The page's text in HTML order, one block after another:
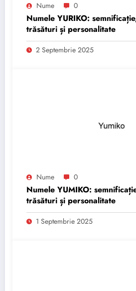
Nume 0
Numele YURIKO:
trăsături și personalitate
2 Septembrie 2025
Nume 0
Numele YUMIKO:
trăsături și personalitate
1 Septembrie 2025